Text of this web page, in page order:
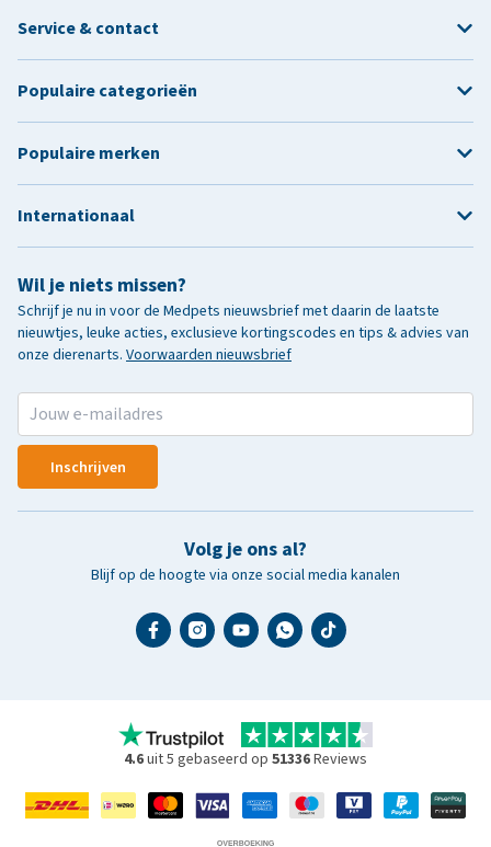
Wil je niets missen?
Schrijf je nu in voor de Medpets nieuwsbrief met daarin de laatste
nieuwtjes, leuke acties, exclusieve kortingscodes en tips & advies van
onze dierenarts. Voorwaarden nieuwsbrief
Inschrijven
Volg je ons al?
Blijf op de hoogte via onze social media kanalen
Service & contact
Populaire categorieën
Populaire merken
Internationaal
4.6uit 5 gebaseerd op 51336Reviews